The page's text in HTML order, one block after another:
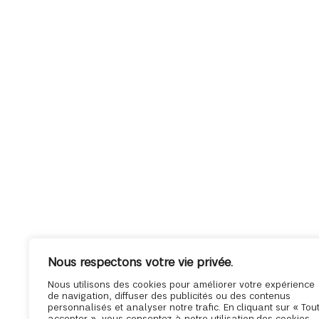
Nous respectons votre vie privée.
Nous utilisons des cookies pour améliorer votre expérience
de navigation, diffuser des publicités ou des contenus
personnalisés et analyser notre trafic. En cliquant sur « Tout